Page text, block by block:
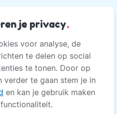
je privacy.
voor analyse, de
te delen op social
te tonen. Door op
verder te gaan stem je in
en kan je gebruik maken